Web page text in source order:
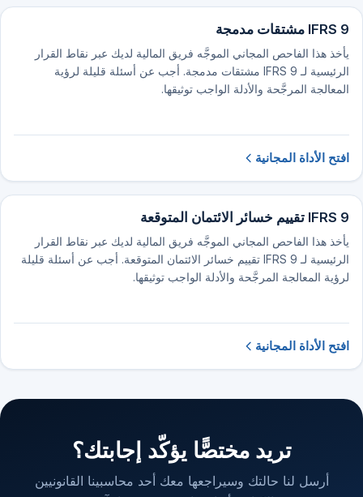
IFRS 9 مشتقات مدمجة
يأخذ هذا الفاحص المجاني الموجَّه فريق المالية لديك عبر نقاط القرار
الرئيسية لـ IFRS 9 مشتقات مدمجة. أجب عن أسئلة قليلة لرؤية
المعالجة المرجَّحة والأدلة الواجب توثيقها.
افتح الأداة المجانية
IFRS 9 تقييم خسائر الائتمان المتوقعة
يأخذ هذا الفاحص المجاني الموجَّه فريق المالية لديك عبر نقاط القرار
الرئيسية لـ IFRS 9 تقييم خسائر الائتمان المتوقعة. أجب عن أسئلة قليلة
لرؤية المعالجة المرجَّحة والأدلة الواجب توثيقها.
افتح الأداة المجانية
تريد مختصًّا يؤكّد إجابتك؟
أرسل لنا حالتك وسيراجعها معك أحد محاسبينا القانونيين